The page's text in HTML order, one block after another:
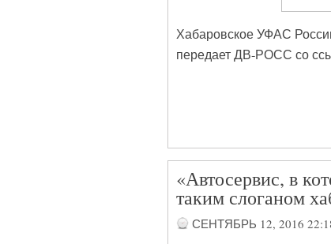
Хабаровское УФАС
передает ДВ-РОСС со
«Автосервис, в
таким слоганом
СЕНТЯБРЬ 12, 2016